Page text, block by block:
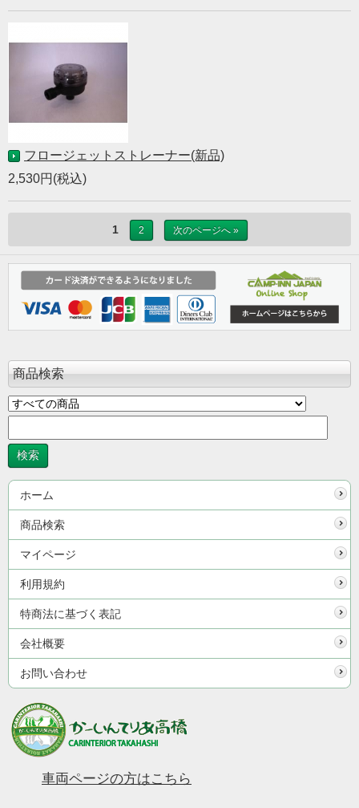
フロージェットストレーナー(新品)
2,530円(税込)
1 2 次のページへ »
商品検索
ホーム
商品検索
マイページ
利用規約
特商法に基づく表記
会社概要
お問い合わせ
車両ページの方はこちら